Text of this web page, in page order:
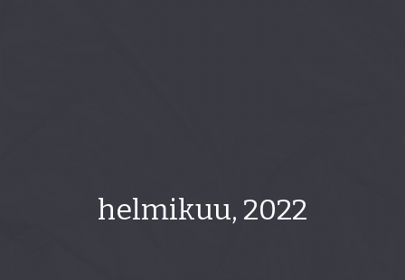
helmikuu, 2022